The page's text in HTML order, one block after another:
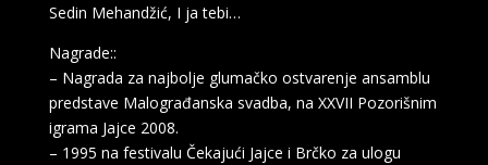
Sedin Mehandžić, I ja tebi…
Nagrade::
– Nagrada za najbolje glumačko ostvarenje ansamblu
predstave Malograđanska svadba, na XXVII Pozorišnim
igrama Jajce 2008.
– 1995 na festivalu Čekajući Jajce i Brčko za ulogu